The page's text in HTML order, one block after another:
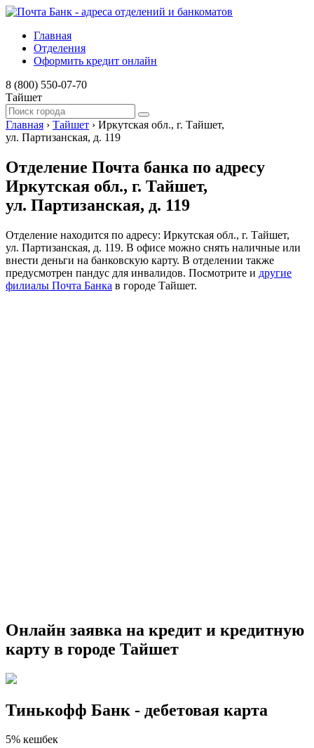
Главная
Отделения
Оформить кредит онлайн
8 (800) 550-07-70
Тайшет
Главная › Тайшет › Иркутская обл., г. Тайшет,
ул. Партизанская, д. 119
Отделение Почта банка по адресу
Иркутская обл., г. Тайшет,
ул. Партизанская, д. 119
Отделение находится по адресу: Иркутская обл., г. Тайшет,
ул. Партизанская, д. 119. В офисе можно снять наличные или
внести деньги на банковскую карту. В отделении также
предусмотрен пандус для инвалидов. Посмотрите и другие
филиалы Почта Банка в городе Тайшет.
Онлайн заявка на кредит и кредитную
карту в городе Тайшет
Тинькофф Банк - дебетовая карта
5% кешбек